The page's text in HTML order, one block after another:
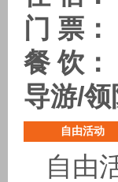
门 票：
餐 饮：
导游/领
自由活动
自由